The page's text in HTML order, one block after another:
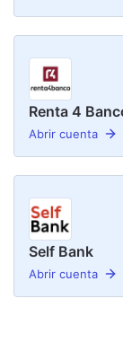
Renta 4
Abrir cuenta
Self Bank
Abrir cuenta